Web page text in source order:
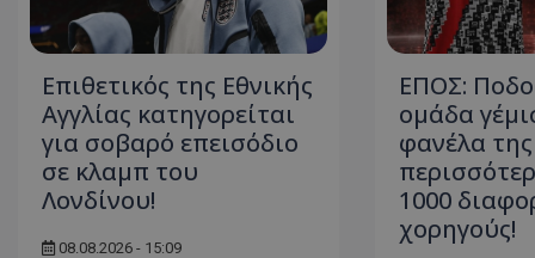
Επιθετικός της Εθνικής
Αγγλίας κατηγορείται
για σοβαρό επεισόδιο
σε κλαμπ του
Λονδίνου!
08.08.2026 - 15:09
ΕΠΟΣ:
ομάδα
φανέλα
1000
χορηγούς!